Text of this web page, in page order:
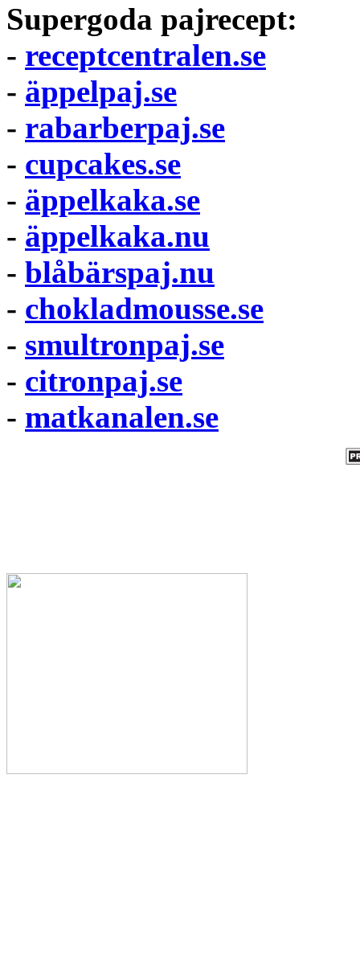
Supergoda pajrecept:
- receptcentralen.se
- äppelpaj.se
- rabarberpaj.se
- cupcakes.se
- äppelkaka.se
- äppelkaka.nu
- blåbärspaj.nu
- chokladmousse.se
- smultronpaj.se
- citronpaj.se
- matkanalen.se